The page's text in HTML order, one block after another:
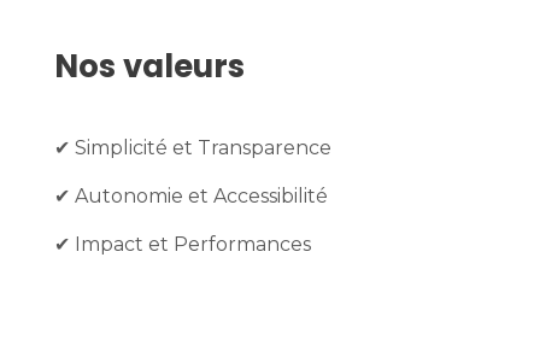
Nos valeurs
✔ Simplicité et Transparence
✔ Autonomie et Accessibilité
✔ Impact et Performances